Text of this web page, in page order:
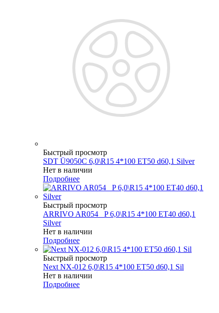
Быстрый просмотр
SDT Ü9050C 6,0\R15 4*100 ET50 d60,1 Silver
Нет в наличии
Подробнее
Быстрый просмотр
ARRIVO AR054 _P 6,0\R15 4*100 ET40 d60,1
Silver
Нет в наличии
Подробнее
Быстрый просмотр
Next NX-012 6,0\R15 4*100 ET50 d60,1 Sil
Нет в наличии
Подробнее